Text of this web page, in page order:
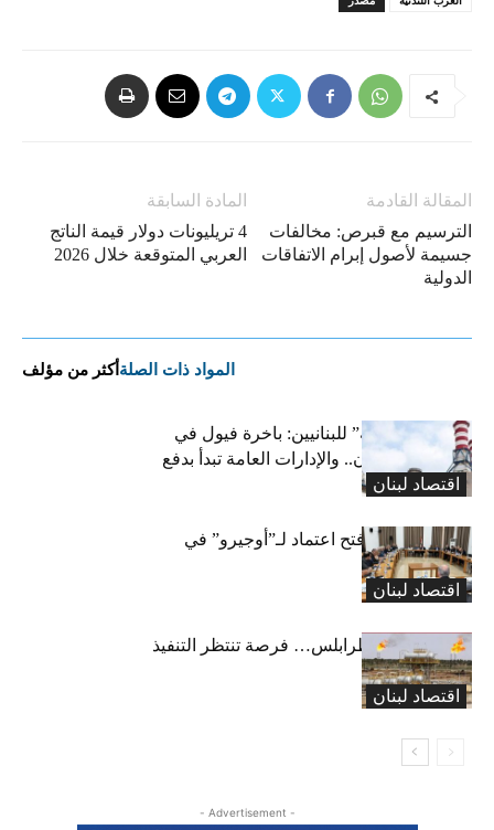
المادة السابقة
4 تريليونات دولار قيمة الناتج
العربي المتوقعة خلال 2026
المقالة القادمة
الترسيم مع قبرص: مخالفات
جسيمة لأصول إبرام الاتفاقات
الدولية
المواد ذات الصلة أكثر من مؤلف
اقتصاد لبنان
بشرى “كهربائية” للبنانيين: باخرة فيول في
طريقها إلى لبنان.. والإدارات العامة تبدأ بدفع
متوجباتها
اقتصاد لبنان
لجنة المال تقرّ فتح اعتماد لـ”أوجيرو” في
موازنة 2026
اقتصاد لبنان
خط كركوك – طرابلس… فرصة تنتظر التنفيذ
- Advertisement -